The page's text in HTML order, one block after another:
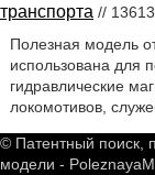
транспорта //
Полезная модель
использована для
гидравлические
локомотивов,
© Патентный поиск,
модели -